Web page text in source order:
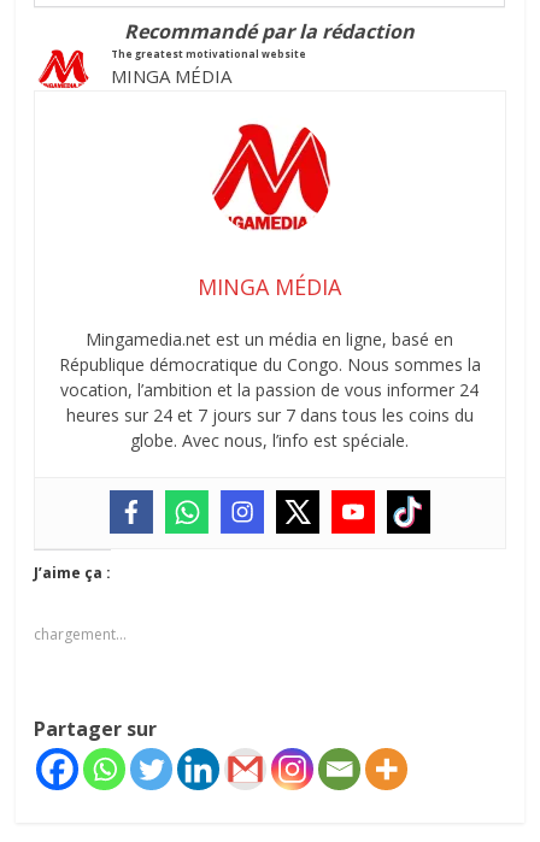
Recommandé par la rédaction
The greatest motivational website
MINGA MÉDIA
MINGA MÉDIA
Mingamedia.net est un média en ligne, basé en
République démocratique du Congo. Nous sommes la
vocation, l’ambition et la passion de vous informer 24
heures sur 24 et 7 jours sur 7 dans tous les coins du
globe. Avec nous, l’info est spéciale.
J’aime ça :
chargement…
Partager sur